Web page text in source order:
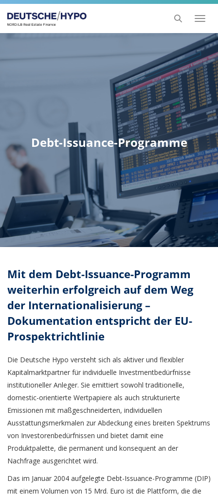
Toggle
Debt-Issuance-Programme
Mit dem Debt-Issuance-Programm
weiterhin erfolgreich auf dem Weg
der Internationalisierung –
Dokumentation entspricht der EU-
Prospektrichtlinie
Die Deutsche Hypo versteht sich als aktiver und flexibler
Kapitalmarktpartner für individuelle Investmentbedürfnisse
institutioneller Anleger. Sie emittiert sowohl traditionelle,
domestic-orientierte Wertpapiere als auch strukturierte
Emissionen mit maßgeschneiderten, individuellen
Ausstattungsmerkmalen zur Abdeckung eines breiten Spektrums
von Investorenbedürfnissen und bietet damit eine
Produktpalette, die permanent und konsequent an der
Nachfrage ausgerichtet wird.
Das im Januar 2004 aufgelegte Debt-Issuance-Programme (DIP)
mit einem Volumen von 15 Mrd. Euro ist die Plattform, die die